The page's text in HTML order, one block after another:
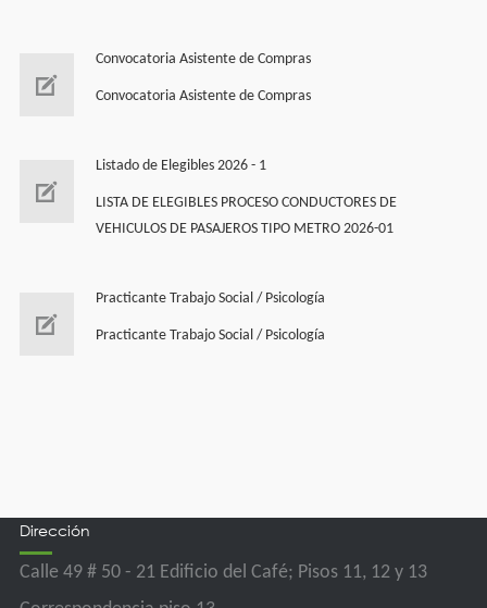
Convocatoria Asistente de Compras
Convocatoria Asistente de Compras
Listado de Elegibles 2026 - 1
LISTA DE ELEGIBLES PROCESO CONDUCTORES DE
VEHICULOS DE PASAJEROS TIPO METRO 2026-01
Practicante Trabajo Social / Psicología
Practicante Trabajo Social / Psicología
Dirección
Calle 49 # 50 - 21 Edificio del Café; Pisos 11, 12 y 13